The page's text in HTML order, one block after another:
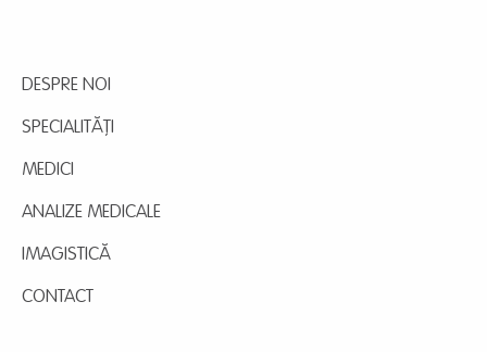
DESPRE NOI
SPECIALITĂȚI
MEDICI
ANALIZE MEDICALE
IMAGISTICĂ
CONTACT